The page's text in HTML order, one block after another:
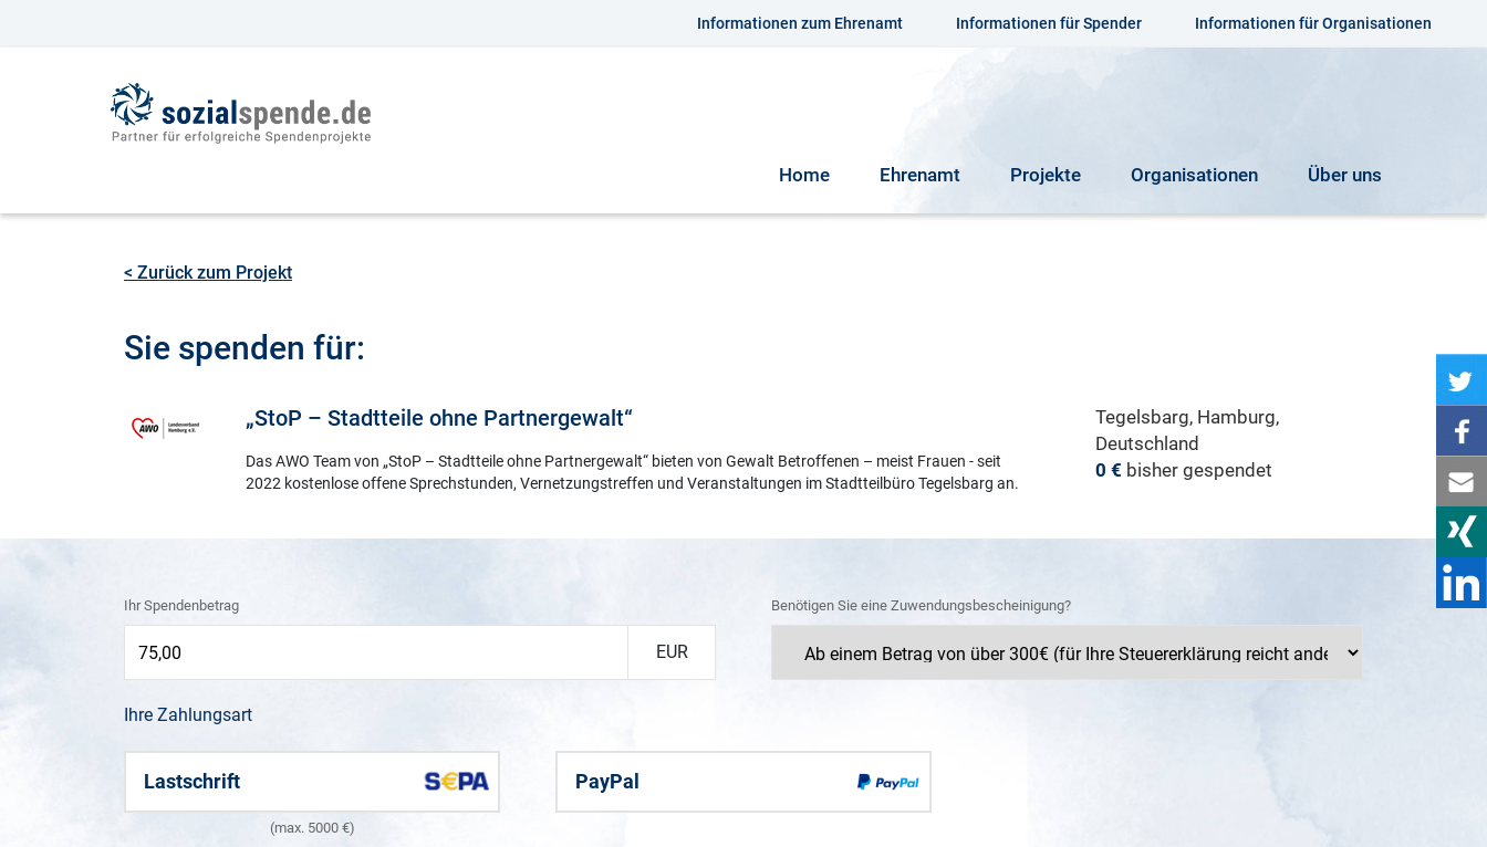
Informationen zum Ehrenamt Informationen für Spender Informationen für Organisationen
Home Ehrenamt Projekte Organisationen Über uns
< Zurück zum Projekt
Sie spenden für:
„StoP – Stadtteile ohne Partnergewalt“
Das AWO Team von „StoP – Stadtteile ohne Partnergewalt“ bieten von Gewalt Betroffenen – meist Frauen - seit
2022 kostenlose offene Sprechstunden, Vernetzungstreffen und Veranstaltungen im Stadtteilbüro Tegelsbarg an.
Tegelsbarg, Hamburg,
Deutschland
0 € bisher gespendet
Ihr Spendenbetrag
EUR
Benötigen Sie eine Zuwendungsbescheinigung?
Ihre Zahlungsart
Lastschrift
(max. 5000 €)
PayPal